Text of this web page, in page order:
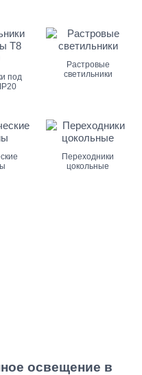
под
Растровые
светильники
Переходники
цокольные
освещение в